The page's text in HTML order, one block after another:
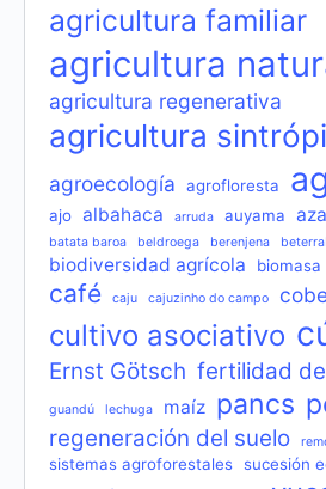
agricultura familiar
agricultura
agricultura regenerativa
agricultura
agroecología agrofloresta
ajo albahaca arruda auyama
batata baroa
beldroega berenjena
biodiversidad agrícola
biomasa
café caju cajuzinho do campo
cultivo asociativo
Ernst Götsch fertilidad
guandú lechuga maíz pancs
regeneración del suelo
sistemas agroforestales sucesión